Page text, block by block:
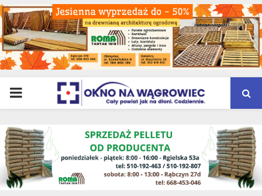
PRIMARY
MENU